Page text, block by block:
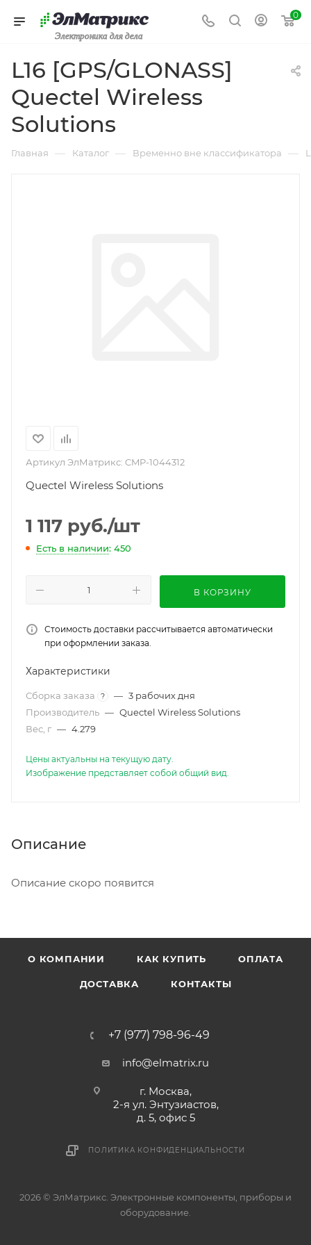
Электроника для дела
0
L16 [GPS/GLONASS]
Quectel Wireless
Solutions
Главная — Каталог — Временно вне классификатора —
Артикул ЭлМатрикс: CMP-1044312
Quectel Wireless Solutions
1 117 руб./шт
Есть в наличии: 450
В КОРЗИНУ
Стоимость доставки рассчитывается автоматически
при оформлении заказа.
Характеристики
Сборка заказа ? — 3 рабочих дня
Производитель — Quectel Wireless Solutions
Вес, г — 4.279
Цены актуальны на текущую дату.
Изображение представляет собой общий вид.
Описание
Описание скоро появится
О КОМПАНИИ КАК КУПИТЬ ОПЛАТА
ДОСТАВКА КОНТАКТЫ
+7 (977) 798-96-49
info@elmatrix.ru
г. Москва,
2-я ул. Энтузиастов,
д. 5, офис 5
ПОЛИТИКА КОНФИДЕНЦИАЛЬНОСТИ
2026 © ЭлМатрикс. Электронные компоненты, приборы и
оборудование.